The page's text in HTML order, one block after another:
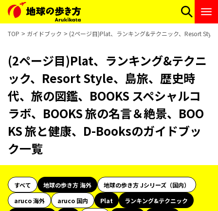
TOP ガイドブック (2ページ目)Plat、ランキング&テクニック、Resort
(2ページ目)Plat、ランキング&テクニ
ック、Resort Style、島旅、歴史時
代、旅の図鑑、BOOKS スペシャルコ
ラボ、BOOKS 旅の名言＆絶景、BOO
KS 旅と健康、D-Booksのガイドブッ
ク一覧
すべて 地球の歩き方 海外
地球の歩き方 Jシリーズ（国内）
aruco 海外
aruco 国内 Plat
ランキング&テクニック